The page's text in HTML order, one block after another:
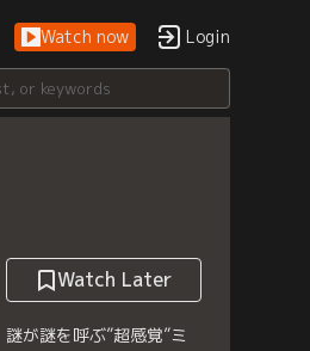
Watch now Login
Watch Later
が謎を呼ぶ”超感覚”ミ